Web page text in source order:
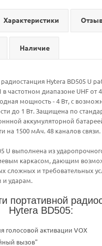
Характеристики
Наличие
Hytera BD505 U
в частотном диапазоне UHF от
мощность - 4 Вт, с
до 1 Вт. Защищена по
аккумуляторной
на 1500 мАч. 48 каналов связи.
U выполнена из
каркасом, дающим
сложных и требовательных
и ударам.
портативной
Hytera BD505:
голосовой активации VOX
вызов"